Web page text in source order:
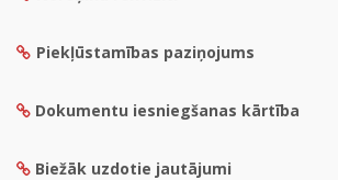
Piekļūstamības paziņojums
Dokumentu iesniegšanas kārtība
Biežāk uzdotie jautājumi